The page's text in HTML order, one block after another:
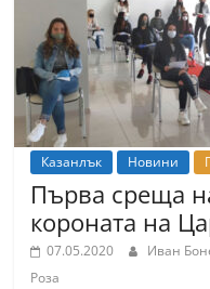
Казанлък Новини
Първа среща
короната на
07.05.2020 Иван
Роза